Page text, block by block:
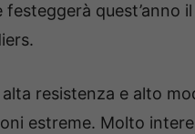
quest’anno il
resistenza e alto
estreme. Molto